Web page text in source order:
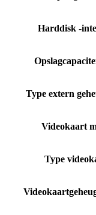
Harddisk -
Type extern
Videokaart
Type